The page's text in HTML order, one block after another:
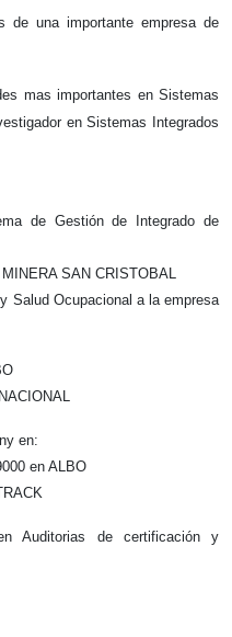
de una importante empresa de
mas importantes en Sistemas
enSistemas Integrados
de Gestión de Integrado de
SAN CRISTOBAL
Salud Ocupacional a la empresa
en:
en ALBO
Auditorias de certificación y